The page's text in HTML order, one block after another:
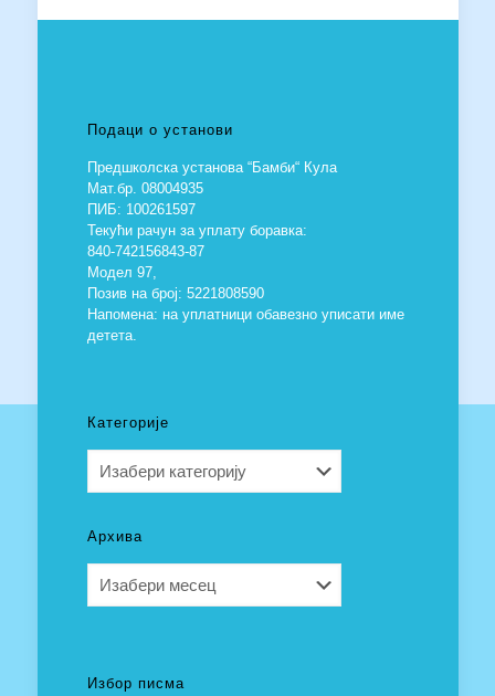
Подаци о установи
Предшколска установа “Бамби“ Кула
Мат.бр. 08004935
ПИБ: 100261597
Текући рачун за уплату боравка:
840-742156843-87
Модел 97,
Позив на број: 5221808590
Напомена: на уплатници обавезно уписати име
детета.
Категорије
Архива
Избор писма